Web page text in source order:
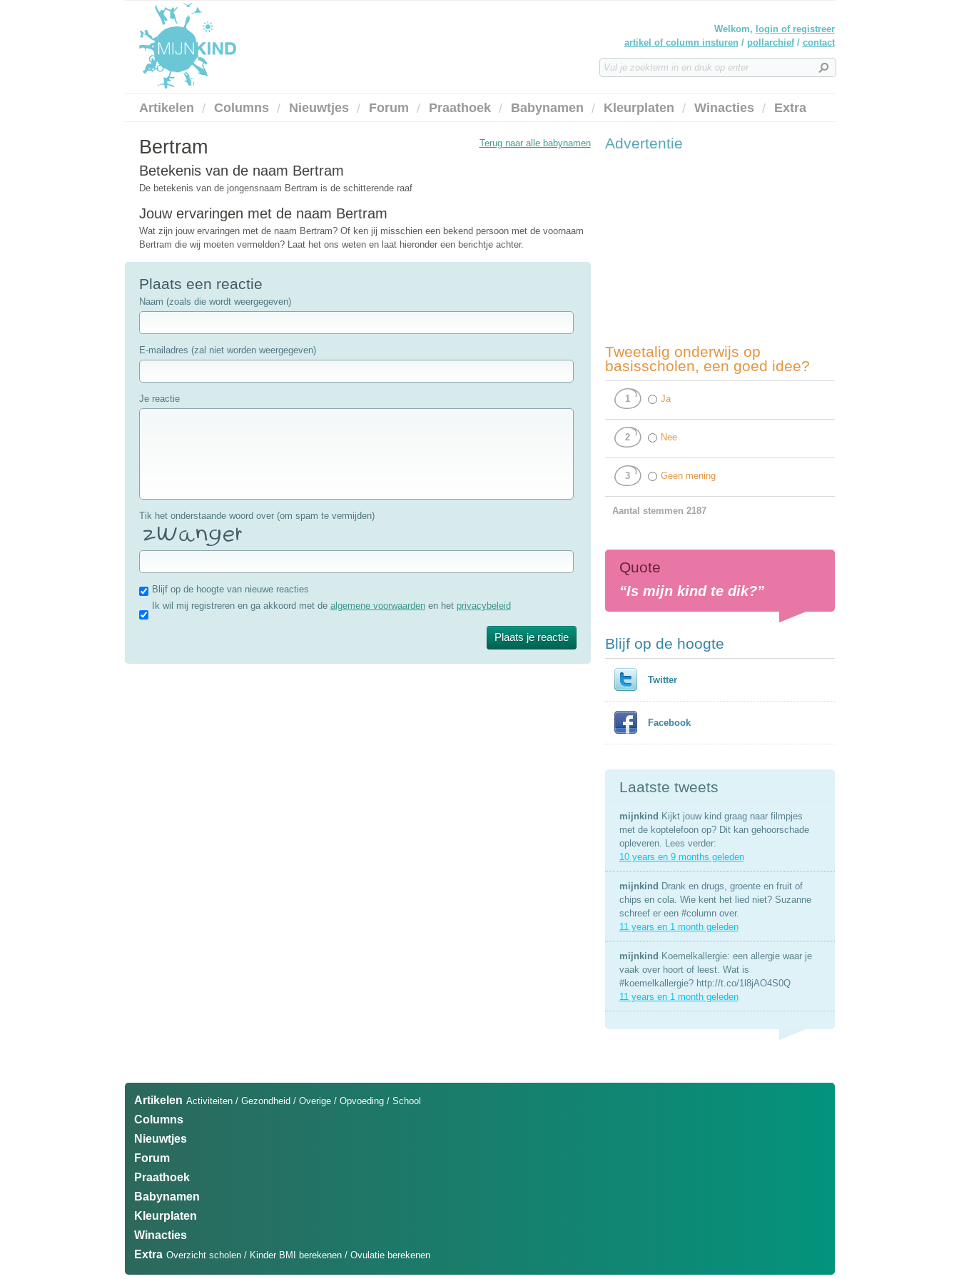
Welkom, login of registreer
artikel of column insturen / pollarchief/ contact
Artikelen Columns Nieuwtjes Forum Praathoek Babynamen Kleurplaten Winacties Extra
Terug naar alle babynamen
Bertram
Betekenis van de naam Bertram
De betekenis van de jongensnaam Bertram is de schitterende raaf
Jouw ervaringen met de naam Bertram
Wat zijn jouw ervaringen met de naam Bertram? Of ken jij misschien een bekend persoon met de voornaam
Bertram die wij moeten vermelden? Laat het ons weten en laat hieronder een berichtje achter.
Plaats een reactie
Naam (zoals die wordt weergegeven)
E-mailadres (zal niet worden weergegeven)
Je reactie
Tik het onderstaande woord over (om spam te vermijden)
Blijf op de hoogte van nieuwe reacties
Ik wil mij registreren en ga akkoord met de algemene voorwaardenen het privacybeleid
Advertentie
Tweetalig onderwijs op
basisscholen, een goed idee?
1 Ja
2 Nee
3 Geen mening
Aantal stemmen 2187
Quote
“Is mijn kind te dik?”
Blijf op de hoogte
Twitter
Facebook
Laatste tweets
mijnkind Kijkt jouw kind graag naar filmpjes
met de koptelefoon op? Dit kan gehoorschade
opleveren. Lees verder:
10 years en 9 months geleden
mijnkind Drank en drugs, groente en fruit of
chips en cola. Wie kent het lied niet? Suzanne
schreef er een #column over.
11 years en 1 month geleden
mijnkind Koemelkallergie: een allergie waar je
vaak over hoort of leest. Wat is
#koemelkallergie? http://t.co/1l8jAO4S0Q
11 years en 1 month geleden
Artikelen Activiteiten/ Gezondheid/ Overige/ Opvoeding/ School
Columns
Nieuwtjes
Forum
Praathoek
Babynamen
Kleurplaten
Winacties
Extra Overzicht scholen/ Kinder BMI berekenen/ Ovulatie berekenen